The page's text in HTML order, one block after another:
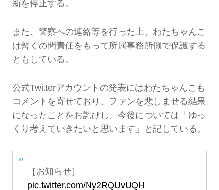
新を停止する。
また、警察への連絡等を行った上、わたちゃんこ
は暫くの間責任をもって所属事務所側で保護する
ともしている。
公式Twitterアカウントの発表にはわたちゃんこも
コメントを寄せており、ファンを悲しませる結果
になったことをお詫びし、今後については「ゆっ
くり考えていきたいと思います」と記している。
［お知らせ］
pic.twitter.com/Ny2RQUvUQH